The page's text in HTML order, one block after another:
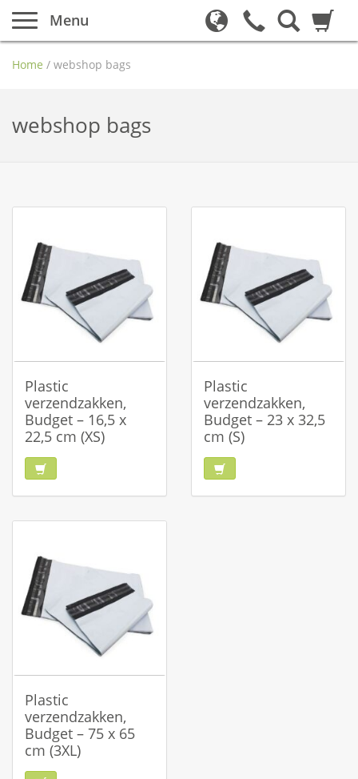
Menu
Home / webshop bags
webshop bags
Plastic
verzendzakken,
Budget – 16,5 x
22,5 cm (XS)
Plastic
verzendzakken,
Budget – 23 x 32,5
cm (S)
Plastic
verzendzakken,
Budget – 75 x 65
cm (3XL)